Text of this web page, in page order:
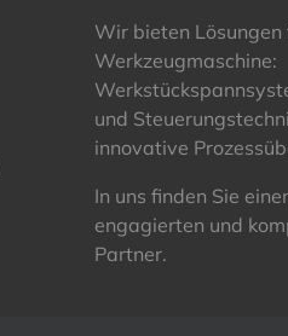
Wir bieten Lösungen
Werkzeugmaschine:
und
innovative
In uns finden Sie
engagierten und
Partner.